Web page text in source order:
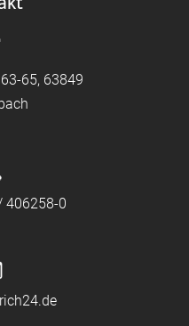
65, 63849
406258-0